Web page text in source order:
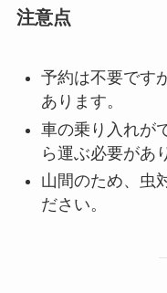
注意点
予約は不要です
あります。
車の乗り入れが
ら運ぶ必要があ
山間のため、虫
ださい。